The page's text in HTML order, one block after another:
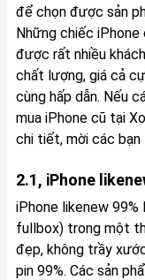
để chọn được sản
Những chiếc iPhone
được rất nhiều
chất lượng, giá cả
cùng hấp dẫn. Nếu
mua iPhone cũ tại
chi tiết, mời các bạn
2.1, iPhone
iPhone likenew 99%
fullbox) trong một
đẹp, không trầy
pin 99%. Các sản